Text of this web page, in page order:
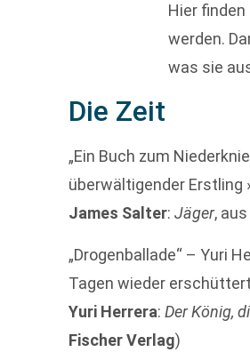
Hier finden
werden.
was sie
Die Zeit
„Ein Buch zum
überwältigender Erstling
James Salter:Jäger,
„Drogenballade“ – Yuri
Tagen wieder
Yuri Herrera:Der König,
Fischer Verlag)